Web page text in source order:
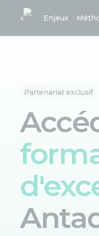
x Enjeux
Partenariat exclusif